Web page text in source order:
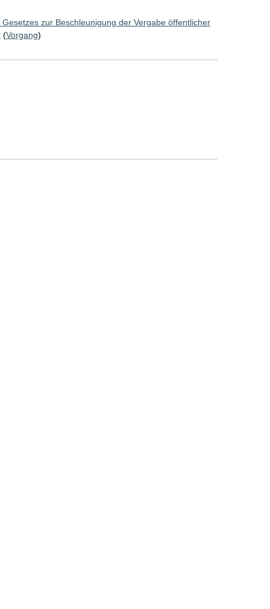
zur Beschleunigung der Vergabe öffentlicher
(Vorgang)